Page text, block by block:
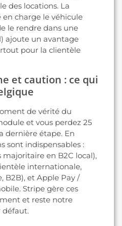
des locations. La
charge le véhicule
le rendre dans une
ajoute un avantage
pour la clientèle
et caution : ce qui
de vérité du
et vous perdez 25
dernière étape. En
sont indispensables :
majoritaire en B2C local),
internationale,
B2B), et Apple Pay /
Stripe gère ces
et reste notre
défaut.